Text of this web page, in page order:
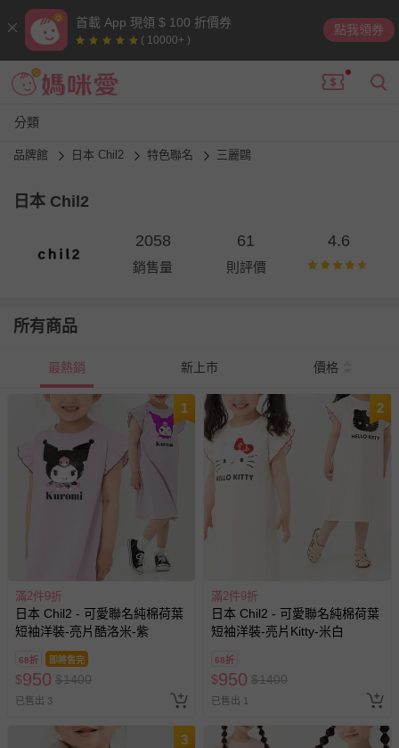
首載 App 現領 $ 100 折價券
( 10000+ )
點我領券
分類
品牌館 日本 Chil2 特色聯名 三麗鷗
日本 Chil2
2058
銷售量
61
則評價
4.6
所有商品
最熱銷 新上市 價格
1
滿2件9折
日本 Chil2 - 可愛聯名純棉荷葉
短袖洋裝-亮片酷洛米-紫
68折 即將售完
$950 $1400
已售出 3
2
滿2件9折
日本 Chil2 - 可愛聯名純棉荷葉
短袖洋裝-亮片Kitty-米白
68折
$950 $1400
已售出 1
3